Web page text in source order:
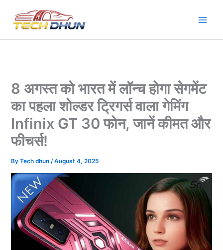
content
8 अगस्त को भारत में लॉन्च होगा सेगमेंट
का पहला शोल्डर ट्रिगर्स वाला गेमिंग
Infinix GT 30 फोन, जानें कीमत और
फीचर्स!
ByTech dhun/August 4, 2025